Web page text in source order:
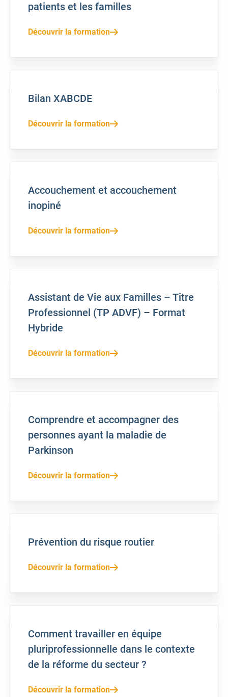
patients et les familles
Découvrir la formation
Bilan XABCDE
Découvrir la formation
Accouchement et accouchement
inopiné
Découvrir la formation
Assistant de Vie aux Familles – Titre
Professionnel (TP ADVF) – Format
Hybride
Découvrir la formation
Comprendre et accompagner des
personnes ayant la maladie de
Parkinson
Découvrir la formation
Prévention du risque routier
Découvrir la formation
Comment travailler en équipe
pluriprofessionnelle dans le contexte
de la réforme du secteur ?
Découvrir la formation